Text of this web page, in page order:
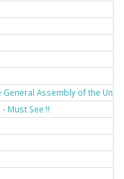
General Assembly of the
Must See !!